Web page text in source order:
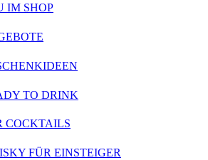
IM SHOP
TO DRINK
COCKTAILS
FÜR EINSTEIGER